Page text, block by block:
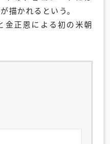
描かれるという。
金正恩による初の米朝